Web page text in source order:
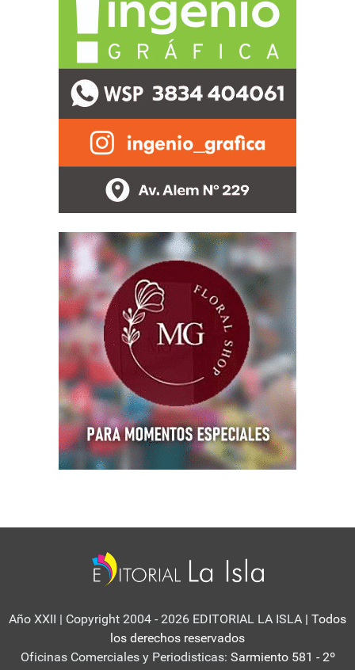
Año XXII | Copyright 2004 - 2026 EDITORIAL LA ISLA | Todos
los derechos reservados
Oficinas Comerciales y Periodisticas: Sarmiento 581 - 2º